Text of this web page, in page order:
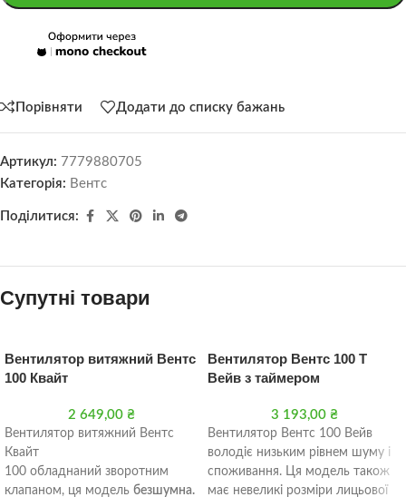
Порівняти Додати до списку бажань
Артикул: 7779880705
Категорія: Вентс
Поділитися:
Супутні товари
Вентилятор витяжний Вентс
100 Квайт
2 649,00 ₴
Вентилятор витяжний Вентс
Квайт
100 обладнаний зворотним
клапаном, ця модель безшумна.
Вентилятор Вентс 100 Т
Вейв з таймером
3 193,00 ₴
Вентилятор Вентс 100 Вейв
володіє низьким рівнем шуму і
споживання. Ця модель також
має невеликі розміри лицьової